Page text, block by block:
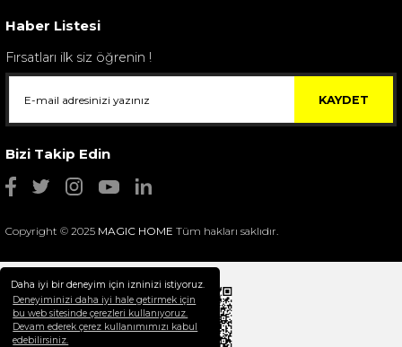
Daha iyi bir deneyim için izninizi istiyoruz.
Deneyiminizi daha iyi hale getirmek için
bu web sitesinde çerezleri kullanıyoruz.
Devam ederek çerez kullanımımızı kabul
edebilirsiniz.
Selim Dekor Chain 15x20 Çerçeve Vizon
Haber Listesi
Fırsatları ilk siz öğrenin !
KAYDET
Bizi Takip Edin
Copyright © 2025 MAGIC HOME Tüm hakları saklıdır.